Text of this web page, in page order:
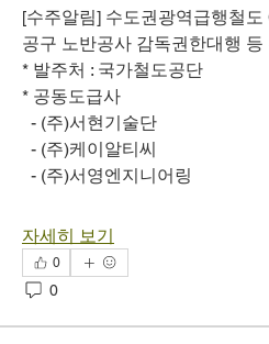
[수주알림] 수도권광역급행철
공구 노반공사 감독권한대행
* 발주처 : 국가철도공단
* 공동도급사
- (주)서현기술단
- (주)케이알티씨
- (주)서영엔지니어링
자세히 보기
0
0